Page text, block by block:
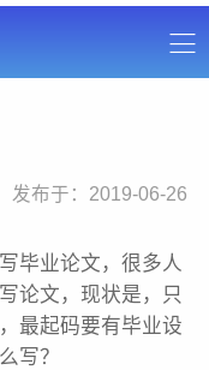
发布于：2019-06-26
毕业论文，很多人
论文，现状是，只
最起码要有毕业设
写？